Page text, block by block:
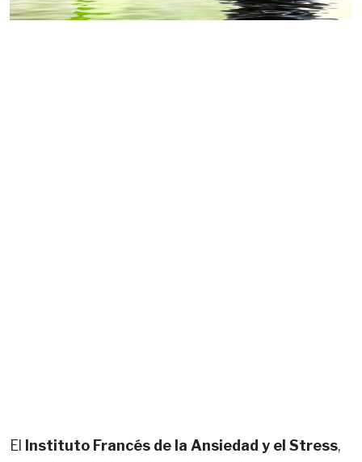
El Instituto Francés de la Ansiedad y el Stress,